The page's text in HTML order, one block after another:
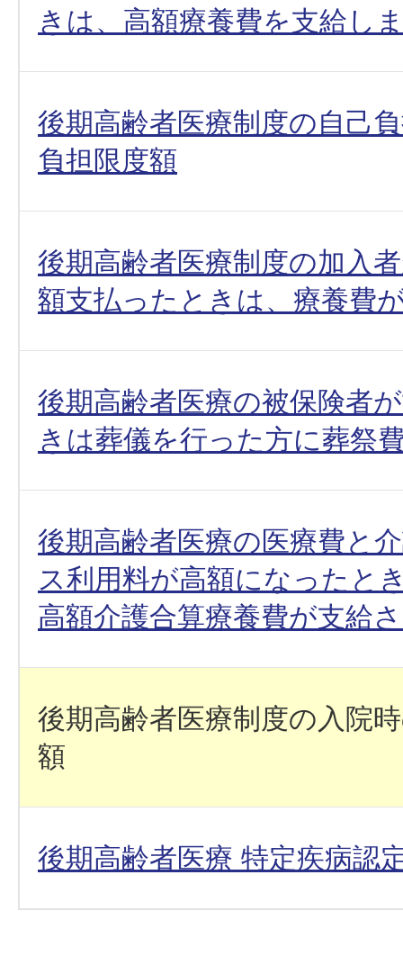
きは、高額療養費を支給し
後期高齢者医療制度の自己
負担限度額
後期高齢者医療制度の加入
額支払ったときは、療養費
後期高齢者医療の被保険者
きは葬儀を行った方に葬祭
後期高齢者医療の医療費と
ス利用料が高額になったと
高額介護合算療養費が支給
後期高齢者医療制度の入院
額
後期高齢者医療 特定疾病認